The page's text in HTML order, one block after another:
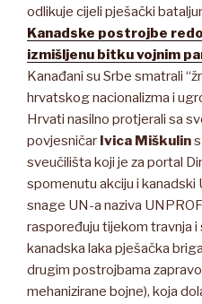
odlikuje cijeli pješački
Kanadske postrojbe
izmišljenu bitku vojnim
Kanađani su Srbe smatrali
hrvatskog nacionalizma i
Hrvati nasilno protjerali sa
povjesničar Ivica Miškulin
sveučilišta koji je za portal
spomenutu akciju i kanadski
snage UN-a naziva
raspoređuju tijekom travnja i
kanadska laka pješačka
drugim postrojbama
mehanizirane bojne), koja